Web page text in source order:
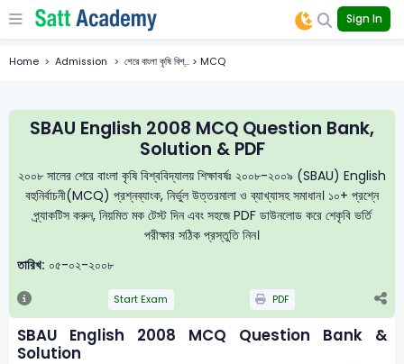
Sign In
Home Admission শেরে বাংলা কৃষি বিশ্... > MCQ
SBAU English 2008 MCQ Question Bank,
Solution & PDF
২০০৮ সালের শেরে বাংলা কৃষি বিশ্ববিদ্যালয় শিক্ষাবর্ষঃ ২০০৮-২০০৯ (SBAU) English
বহুনির্বাচনী(MCQ) প্রশ্নব্যাংক, নির্ভুল উত্তরমালা ও ব্যাখ্যাসহ সমাধান। ১০+ প্রশ্নে
প্র্যাকটিস করুন, নিয়মিত মক টেস্ট দিন এবং সহজে PDF ডাউনলোড করে শেকৃবি ভর্তি
পরীক্ষার সঠিক প্রস্তুতি নিন।
তারিখ: ০৫-০২-২০০৮
Start Exam PDF
SBAU English 2008 MCQ Question Bank &
Solution